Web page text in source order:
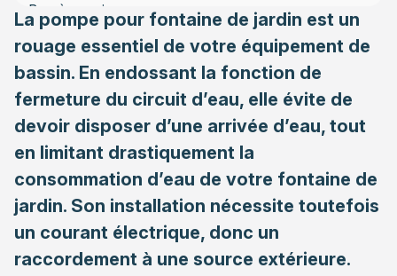
La pompe pour fontaine de jardin est un
rouage essentiel de votre équipement de
bassin. En endossant la fonction de
fermeture du circuit d’eau, elle évite de
devoir disposer d’une arrivée d’eau, tout
en limitant drastiquement la
consommation d’eau de votre fontaine de
jardin. Son installation nécessite toutefois
un courant électrique, donc un
raccordement à une source extérieure.
Bon à savoir